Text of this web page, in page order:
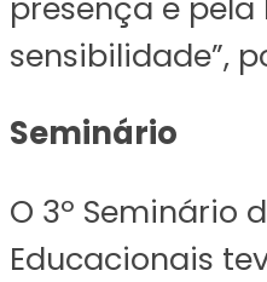
sensibilidade”,
Seminário
O 3º Seminário
Educacionais